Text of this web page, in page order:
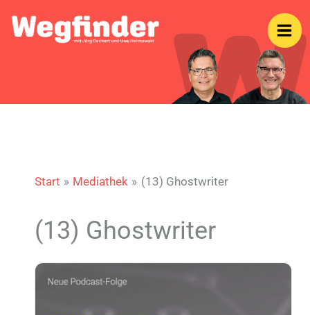
Inhalt
Start Mediathek (13) Ghostwriter
(13) Ghostwriter